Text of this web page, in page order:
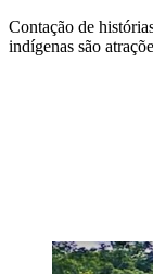
Contação de
indígenas são